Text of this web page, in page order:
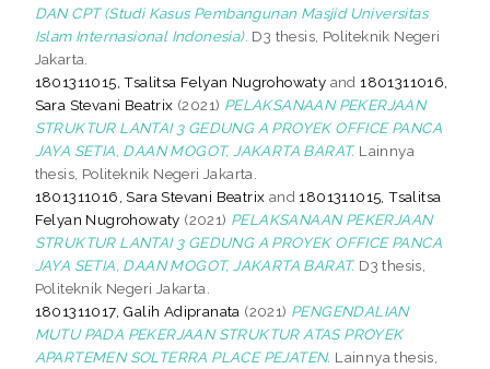
DAN CPT (Studi Kasus Pembangunan Masjid Universitas
Islam Internasional Indonesia). D3 thesis, Politeknik Negeri
Jakarta.
1801311015, Tsalitsa Felyan Nugrohowaty and1801311016,
Sara Stevani Beatrix (2021) PELAKSANAAN PEKERJAAN
STRUKTUR LANTAI 3 GEDUNG A PROYEK OFFICE PANCA
JAYA SETIA, DAAN MOGOT, JAKARTA BARAT. Lainnya
thesis, Politeknik Negeri Jakarta.
1801311016, Sara Stevani Beatrix and1801311015, Tsalitsa
Felyan Nugrohowaty (2021) PELAKSANAAN PEKERJAAN
STRUKTUR LANTAI 3 GEDUNG A PROYEK OFFICE PANCA
JAYA SETIA, DAAN MOGOT, JAKARTA BARAT. D3 thesis,
Politeknik Negeri Jakarta.
1801311017, Galih Adipranata (2021) PENGENDALIAN
MUTU PADA PEKERJAAN STRUKTUR ATAS PROYEK
APARTEMEN SOLTERRA PLACE PEJATEN. Lainnya thesis,